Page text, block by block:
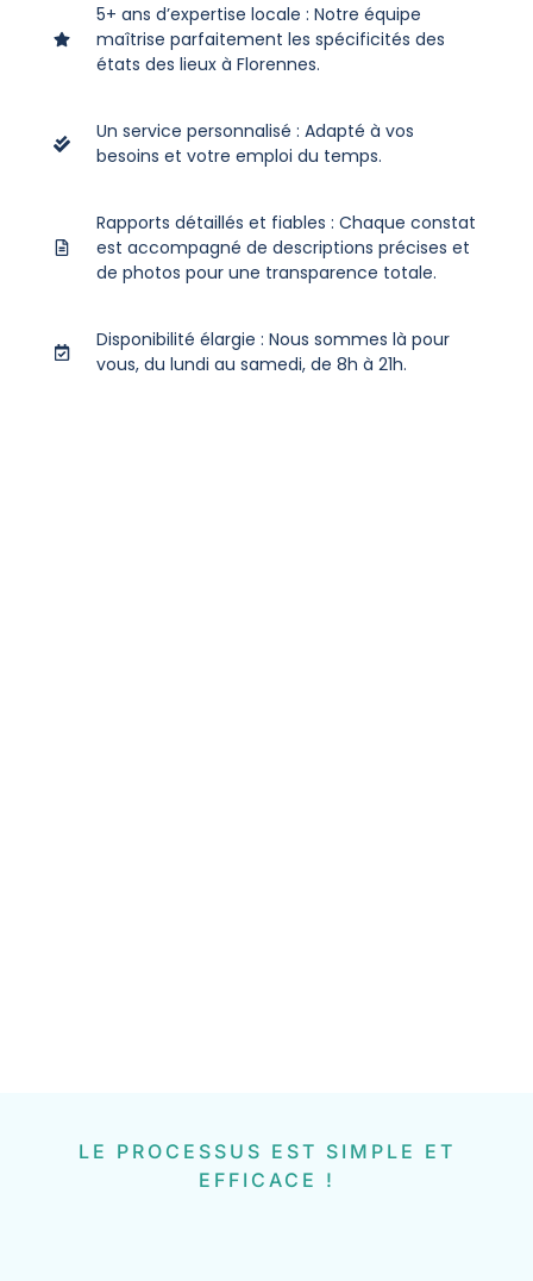
5+ ans d’expertise locale : Notre équipe
maîtrise parfaitement les spécificités des
états des lieux à Florennes.
Un service personnalisé : Adapté à vos
besoins et votre emploi du temps.
Rapports détaillés et fiables : Chaque constat
est accompagné de descriptions précises et
de photos pour une transparence totale.
Disponibilité élargie : Nous sommes là pour
vous, du lundi au samedi, de 8h à 21h.
LE PROCESSUS EST SIMPLE ET
EFFICACE !